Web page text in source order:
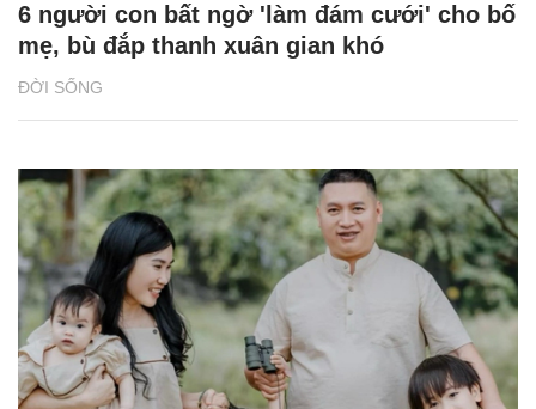
ĐỜI SỐNG
6 người con bất ngờ 'làm đám cưới' cho bố
mẹ, bù đắp thanh xuân gian khó